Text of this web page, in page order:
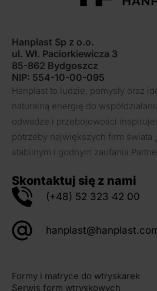
Hanplast Sp z o.o.
ul. Wł. Paciorkiewicza 3
85-862 Bydgoszcz
NIP: 554-10-00-095
Hanplast to ludzie, pomysły oraz
naturalną energię do
odwadze i przebojowości
potrzeby największych firm świata
stabilnym i godnym zaufania
Skontaktuj się z nami
(+48) 52 323 42 00
Formy i matryce do wtryskarek
Serwis form wtryskowych